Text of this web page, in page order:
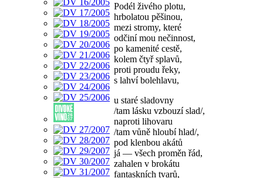
Podél živého plotu,
hrbolatou pěšinou,
mezi stromy, které
odčiní mou nečinnost,
po kamenité cestě,
kolem čtyř splavů,
proti proudu řeky,
s lahví bolehlavu,
u staré sladovny
/tam lásku vzbouzí slad/,
naproti lihovaru
/tam vůně hloubí hlad/,
pod klenbou akátů
já — všech proměn řád,
zahalen v brokátu
fantaskních tvarů,